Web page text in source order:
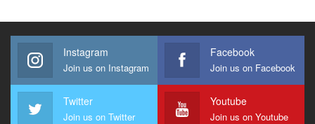
Instagram
Join us on Instagram
Facebook
Join us on Facebook
Twitter
Join us on Twitter
Youtube
Join us on Youtube